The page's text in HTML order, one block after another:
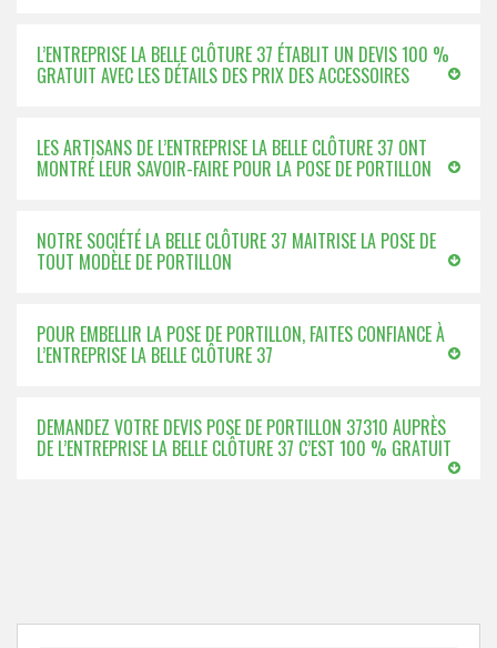
L’ENTREPRISE LA BELLE CLÔTURE 37 ÉTABLIT UN DEVIS 100 %
GRATUIT AVEC LES DÉTAILS DES PRIX DES ACCESSOIRES
LES ARTISANS DE L’ENTREPRISE LA BELLE CLÔTURE 37 ONT
MONTRÉ LEUR SAVOIR-FAIRE POUR LA POSE DE PORTILLON
NOTRE SOCIÉTÉ LA BELLE CLÔTURE 37 MAITRISE LA POSE DE
TOUT MODÈLE DE PORTILLON
POUR EMBELLIR LA POSE DE PORTILLON, FAITES CONFIANCE À
L’ENTREPRISE LA BELLE CLÔTURE 37
DEMANDEZ VOTRE DEVIS POSE DE PORTILLON 37310 AUPRÈS
DE L’ENTREPRISE LA BELLE CLÔTURE 37 C’EST 100 % GRATUIT